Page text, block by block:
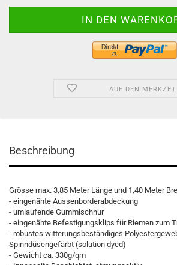
AUF DEN
Beschreibung
Grösse max. 3,85 Meter Länge und 1,40 Meter
- eingenähte Aussenborderabdeckung
- umlaufende Gummischnur
- eingenähte Befestigungsklips für Riemen zum
- robustes witterungsbeständiges
Spinndüsengefärbt (solution dyed)
- Gewicht ca. 330g/qm